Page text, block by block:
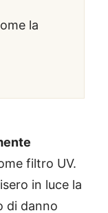
la
filtro UV.
in luce la
di danno